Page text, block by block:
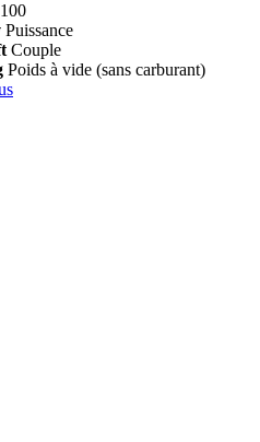
Puissance
Couple
Poids à vide (sans carburant)